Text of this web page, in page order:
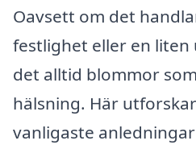
Oavsett om det
festlighet eller en
det alltid blommor
hälsning. Här
vanligaste